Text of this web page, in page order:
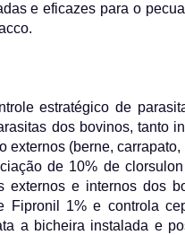
e eficazes para o
estratégico de
dos bovinos, tanto
externos (berne,
de 10% de
e internos dos
Fipronil 1% e controla
a bicheira instalada e